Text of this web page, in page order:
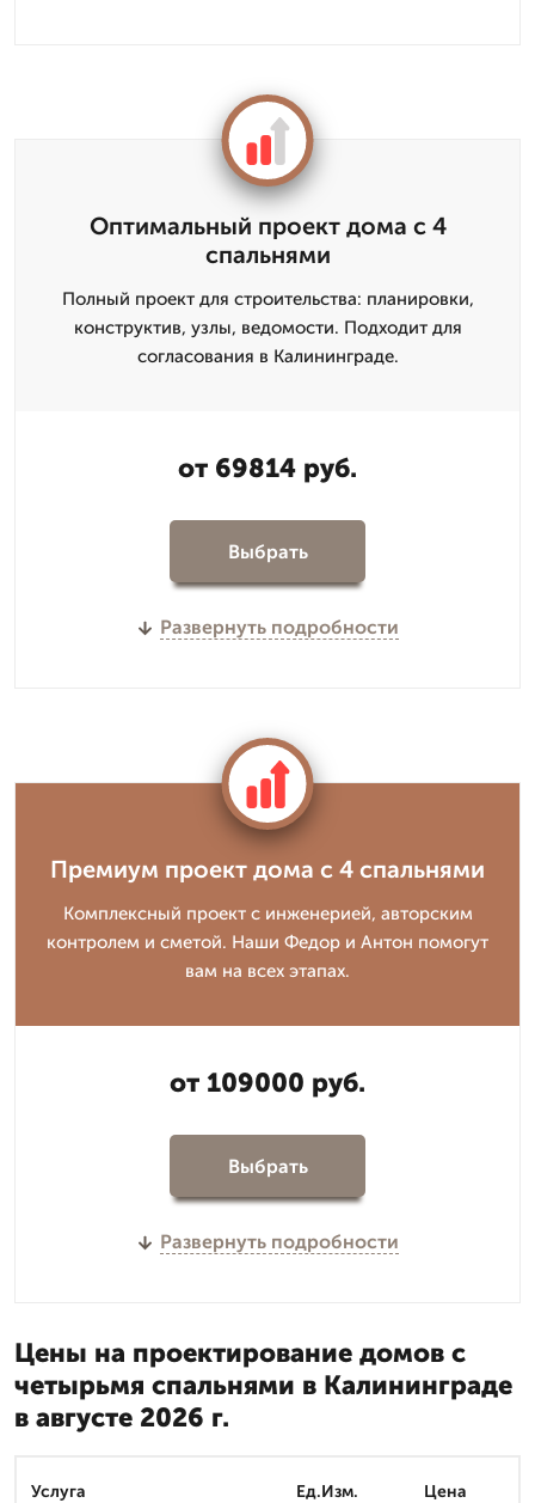
Оптимальный проект дома с 4
спальнями
Полный проект для строительства: планировки,
конструктив, узлы, ведомости. Подходит для
согласования в Калининграде.
от 69814 руб.
Выбрать
Развернуть подробности
Премиум проект дома с 4 спальнями
Комплексный проект с инженерией, авторским
контролем и сметой. Наши Федор и Антон помогут
вам на всех этапах.
от 109000 руб.
Выбрать
Развернуть подробности
Цены на проектирование домов с
четырьмя спальнями в Калининграде
в августе 2026 г.
Услуга Ед.Изм. Цена